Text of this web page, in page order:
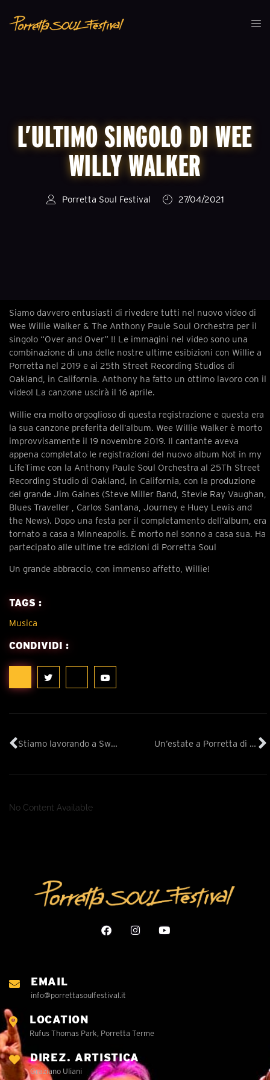
L’ULTIMO SINGOLO DI WEE
WILLY WALKER
Porretta Soul Festival 27/04/2021
Siamo davvero entusiasti di rivedere tutti nel nuovo video di
Wee Willie Walker & The Anthony Paule Soul Orchestra per il
singolo “Over and Over” !! Le immagini nel video sono una
combinazione di una delle nostre ultime esibizioni con Willie a
Porretta nel 2019 e ai 25th Street Recording Studios di
Oakland, in California. Anthony ha fatto un ottimo lavoro con il
video! La canzone uscirà il 16 aprile.
Willie era molto orgoglioso di questa registrazione e questa era
la sua canzone preferita dell’album. Wee Willie Walker è morto
improvvisamente il 19 novembre 2019. Il cantante aveva
appena completato le registrazioni del nuovo album Not in my
LifeTime con la Anthony Paule Soul Orchestra al 25Th Street
Recording Studio di Oakland, in California, con la produzione
del grande Jim Gaines (Steve Miller Band, Stevie Ray Vaughan,
Blues Traveller , Carlos Santana, Journey e Huey Lewis and
the News). Dopo una festa per il completamento dell’album, era
tornato a casa a Minneapolis. È morto nel sonno a casa sua. Ha
partecipato alle ultime tre edizioni di Porretta Soul
Un grande abbraccio, con immenso affetto, Willie!
TAGS :
Musica
CONDIVIDI :
Stiamo lavorando a Sweet ART Graffiti Un’estate a Porretta di Andrea Piazza
No Content Available
EMAIL
info@porrettasoulfestival.it
LOCATION
Rufus Thomas Park, Porretta Terme
DIREZ. ARTISTICA
Graziano Uliani